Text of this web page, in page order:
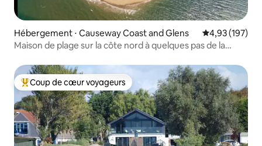
Hébergement ⋅ Causeway Coast and Glens Évaluation
4,93 (197)
Maison de plage sur la côte nord à quelques pas de la
Coups de cœur voyageurs les plus appréciés
Coup de cœur voyageurs